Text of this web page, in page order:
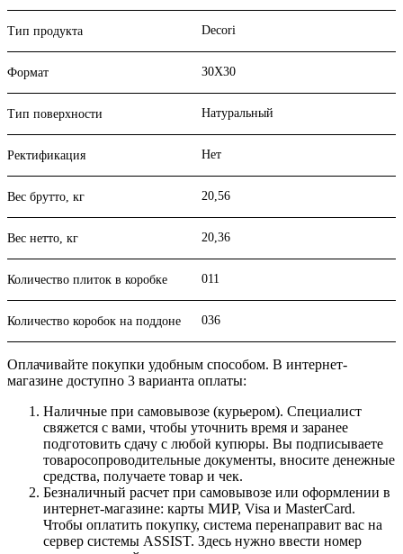
Тип продукта Decori
Формат 30X30
Тип поверхности Натуральный
Ректификация Нет
Вес брутто, кг 20,56
Вес нетто, кг 20,36
Количество плиток в коробке 011
Количество коробок на поддоне 036
Оплачивайте покупки удобным способом. В интернет-
магазине доступно 3 варианта оплаты:
Наличные при самовывозе (курьером). Специалист
свяжется с вами, чтобы уточнить время и заранее
подготовить сдачу с любой купюры. Вы подписываете
товаросопроводительные документы, вносите денежные
средства, получаете товар и чек.
Безналичный расчет при самовывозе или оформлении в
интернет-магазине: карты МИР, Visa и MasterCard.
Чтобы оплатить покупку, система перенаправит вас на
сервер системы ASSIST. Здесь нужно ввести номер